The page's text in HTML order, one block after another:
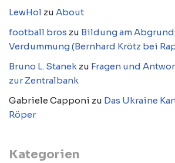
LewHol zu About
football bros zu Bildung am
Verdummung (Bernhard Krötz bei
Bruno L. Stanek zu Fragen und
zur Zentralbank
Gabriele Capponi zu Das Ukraine
Röper
Kategorien